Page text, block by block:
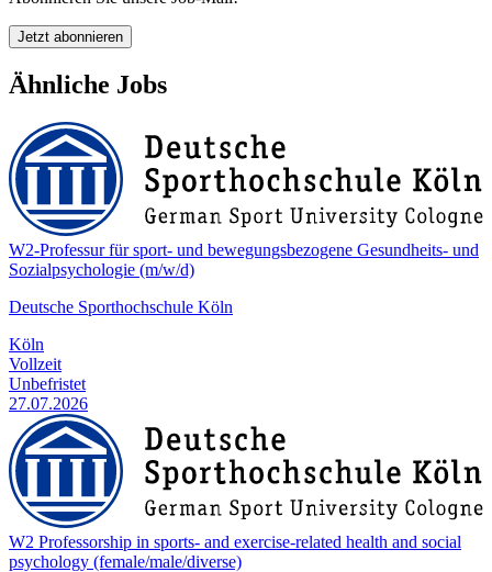
Jetzt abonnieren
Ähnliche Jobs
W2-Professur für sport- und bewegungsbezogene Gesundheits- und
Sozialpsychologie (m/w/d)
Deutsche Sporthochschule Köln
Köln
Vollzeit
Unbefristet
27.07.2026
W2 Professorship in sports- and exercise-related health and social
psychology (female/male/diverse)